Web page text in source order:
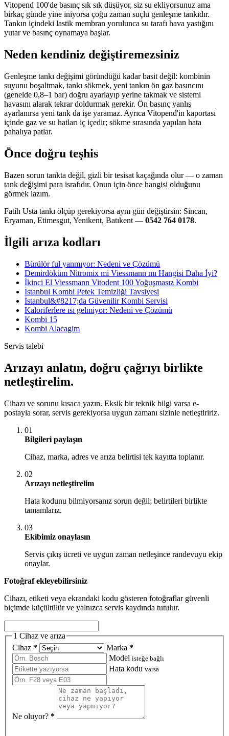
Vitopend 100'de basınç sık sık düşüyor, siz su ekliyorsunuz ama
birkaç günde yine iniyorsa çoğu zaman suçlu genleşme tankıdır.
Tankın içindeki lastik membran yorulunca su tarafı hava yastığını
yutar ve basınç oynamaya başlar.
Neden kendiniz değiştiremezsiniz
Genleşme tankı değişimi göründüğü kadar basit değil: kombinin
suyunu boşaltmak, tankı sökmek, yeni tankın ön gaz basıncını
(genelde 0,8–1 bar) doğru ayarlayıp yerine takmak ve sistemi
havasını alarak tekrar doldurmak gerekir. Ön basınç yanlış
ayarlanırsa yeni tank da işe yaramaz. Ayrıca Vitopend'in kaportası
içinde gaz ve su hatları iç içedir; sökme sırasında yapılan hata
pahalıya patlar.
Önce doğru teşhis
Bazen sorun tankta değil, gizli bir tesisat kaçağında olur — o zaman
tank değişimi para israfıdır. Onun için önce hangisi olduğunu
görmek lazım.
Fatih Usta tankı ölçüp gerekiyorsa aynı gün değiştirsin: Sincan,
Eryaman, Etimesgut, Yenikent, Batıkent — 0542 764 0178.
İlgili arıza kodları
Bürülör ful yanmıyor: Nedeni ve Çözümü
Demirdöküm Nitromix mi Viessmann mı Hangisi Daha İyi?
İkinci El Viessmann Vitodent 100 Yoğuşmasız Kombi
İstanbul Kombi Petek Temizliği Tavsiyesi
İstanbul&#8217;da Güvenilir Kombi Servisi
Kaloriferlere ısı gelmiyor: Nedeni ve Çözümü
Kombi 15
Kombi Alacagim
Servis talebi
Arızayı anlatın, doğru çağrıyı birlikte
netleştirelim.
Cihazı ve sorunu kısaca yazın. Eksik bir teknik bilgi varsa e-
postayla sorar, servis gerekiyorsa uygun zamanı sizinle netleştiririz.
01
Bilgileri paylaşın
Cihaz, marka, adres ve arıza belirtisi tek kayıtta toplanır.
02
Arızayı netleştirelim
Hata kodunu bilmiyorsanız sorun değil; belirtileri birlikte
tamamlarız.
03
Ekibimiz onaylasın
Servis çıkış ücreti ve uygun zaman netleşince randevuyu ekip
onaylar.
Fotoğraf ekleyebilirsiniz
Cihazı, etiketi veya ekrandaki kodu gösteren fotoğraflar güvenli
biçimde küçültülür ve yalnızca servis kaydında tutulur.
1 Cihaz ve arıza
Cihaz * Marka *
Model isteğe bağlı
Hata kodu varsa
Ne oluyor? *